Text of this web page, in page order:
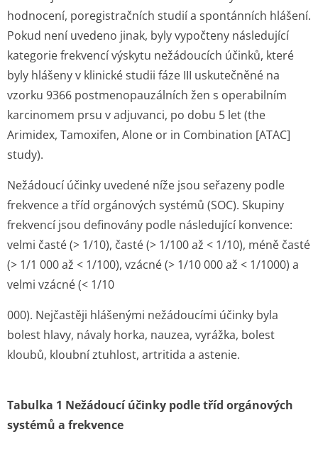
hodnocení, poregistračních studií a spontánních hlášení.
Pokud není uvedeno jinak, byly vypočteny následující
kategorie frekvencí výskytu nežádoucích účinků, které
byly hlášeny v klinické studii fáze III uskutečněné na
vzorku 9366 postmeno­pauzálních žen s operabilním
karcinomem prsu v adjuvanci, po dobu 5 let (the
Arimidex, Tamoxifen, Alone or in Combination [ATAC]
study).
Nežádoucí účinky uvedené níže jsou seřazeny podle
frekvence a tříd orgánových systémů (SOC). Skupiny
frekvencí jsou definovány podle následující konvence:
velmi časté (> 1/10), časté (> 1/100 až < 1/10), méně časté
(> 1/1 000 až < 1/100), vzácné (> 1/10 000 až < 1/1000) a
velmi vzácné (< 1/10
000). Nejčastěji hlášenými nežádoucími účinky byla
bolest hlavy, návaly horka, nauzea, vyrážka, bolest
kloubů, kloubní ztuhlost, artritida a astenie.
Tabulka 1 Nežádoucí účinky podle tříd orgánových
systémů a frekvence